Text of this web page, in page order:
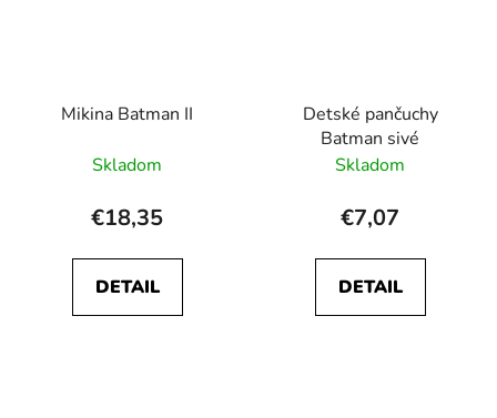
Mikina Batman II
Skladom
€18,35
DETAIL
Detské pančuchy
Batman sivé
Skladom
€7,07
DETAIL